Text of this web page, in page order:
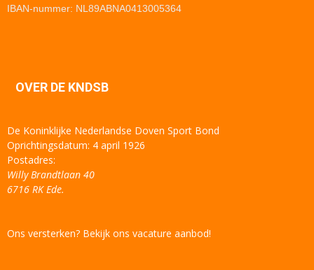
IBAN-nummer: NL89ABNA0413005364
OVER DE KNDSB
De Koninklijke Nederlandse Doven Sport Bond
Oprichtingsdatum: 4 april 1926
Postadres:
Willy Brandtlaan 40
6716 RK Ede.
Ons versterken? Bekijk ons vacature aanbod!